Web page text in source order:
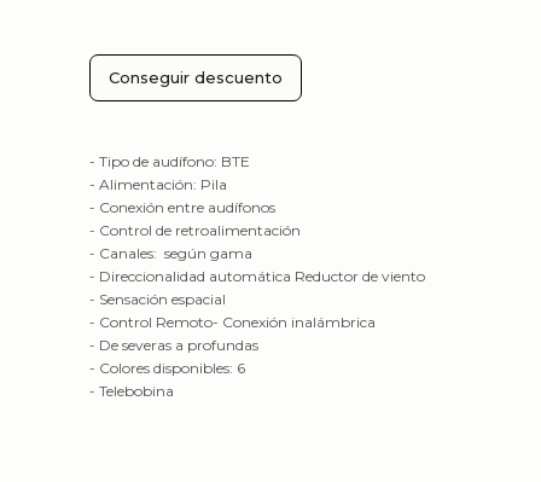
Conseguir descuento
- Tipo de audífono: BTE
- Alimentación: Pila
- Conexión entre audífonos
- Control de retroalimentación
- Canales: según gama
- Direccionalidad automática Reductor de viento
- Sensación espacial
- Control Remoto- Conexión inalámbrica
- De severas a profundas
- Colores disponibles: 6
- Telebobina